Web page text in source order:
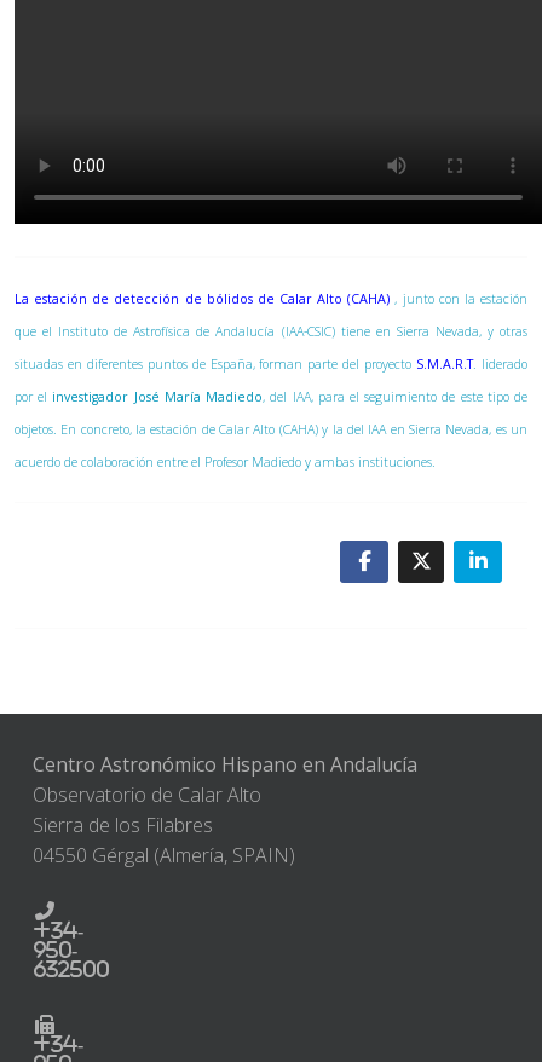
La estación de detección de bólidos de Calar Alto (CAHA) , junto con la estación
que el Instituto de Astrofísica de Andalucía (IAA-CSIC) tiene en Sierra Nevada, y otras
situadas en diferentes puntos de España, forman parte del proyecto S.M.A.R.T. liderado
por el investigador José María Madiedo, del IAA, para el seguimiento de este tipo de
objetos. En concreto, la estación de Calar Alto (CAHA) y la del IAA en Sierra Nevada, es un
acuerdo de colaboración entre el Profesor Madiedo y ambas instituciones.
Centro Astronómico Hispano en Andalucía
Observatorio de Calar Alto
Sierra de los Filabres
04550 Gérgal (Almería, SPAIN)
+34-
950-
632500
+34-